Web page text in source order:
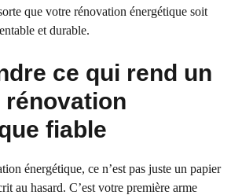
que votre rénovation énergétique soit
et durable.
ce qui rend un
rénovation
fiable
énergétique, ce n’est pas juste un papier
au hasard. C’est votre première arme